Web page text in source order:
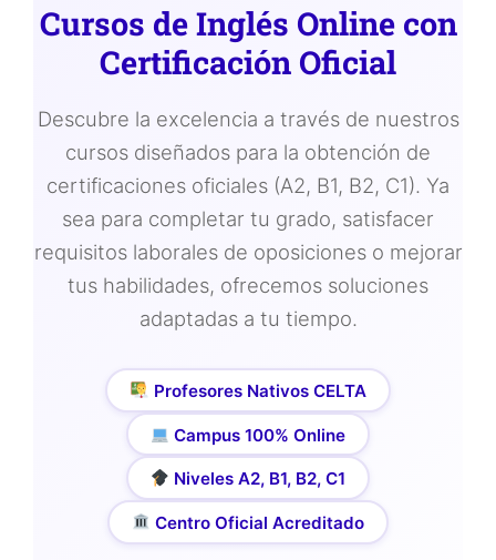
Cursos de Inglés Online con
Certificación Oficial
Descubre la excelencia a través de nuestros
cursos diseñados para la obtención de
certificaciones oficiales (A2, B1, B2, C1). Ya
sea para completar tu grado, satisfacer
requisitos laborales de oposiciones o mejorar
tus habilidades, ofrecemos soluciones
adaptadas a tu tiempo.
Profesores Nativos CELTA
Campus 100% Online
Niveles A2, B1, B2, C1
Centro Oficial Acreditado